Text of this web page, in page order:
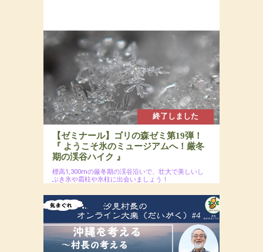
終了しました
【ゼミナール】ゴリの森ゼミ第19弾！
『 ようこそ氷のミュージアムへ！厳冬
期の渓谷ハイク 』
標高1,300mの厳冬期の渓谷沿いで、壮大で美しいし
ぶき氷や霜柱や氷柱に出会いましょう！
2025年1月19日(日)
場所：ぐうたら村近くの森
参加費：参加費：年会員8,000円（若者応援プロ
ジェクトにつき20代割引あるよ）・一般9,500
円・定員12名